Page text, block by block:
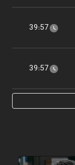
39:57
39:57